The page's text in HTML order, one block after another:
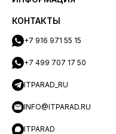
КОНТАКТЫ
+7 916 971 55 15
+7 499 707 17 50
ITPARAD_RU
INFO@ITPARAD.RU
ITPARAD